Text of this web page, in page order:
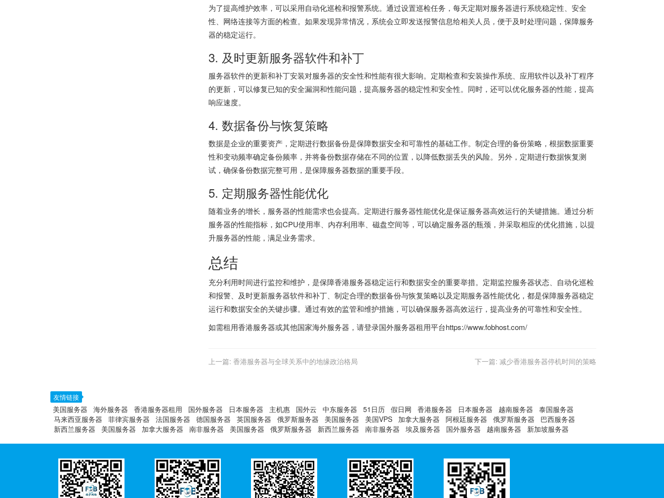
为了提高维护效率，可以采用自动化巡检和报警系统。通过设置巡检任务，每天定期对服务器进行系统稳定性、安全
性、网络连接等方面的检查。如果发现异常情况，系统会立即发送报警信息给相关人员，便于及时处理问题，保障服务
器的稳定运行。
3. 及时更新服务器软件和补丁
服务器软件的更新和补丁安装对服务器的安全性和性能有很大影响。定期检查和安装操作系统、应用软件以及补丁程序
的更新，可以修复已知的安全漏洞和性能问题，提高服务器的稳定性和安全性。同时，还可以优化服务器的性能，提高
响应速度。
4. 数据备份与恢复策略
数据是企业的重要资产，定期进行数据备份是保障数据安全和可靠性的基础工作。制定合理的备份策略，根据数据重要
性和变动频率确定备份频率，并将备份数据存储在不同的位置，以降低数据丢失的风险。另外，定期进行数据恢复测
试，确保备份数据完整可用，是保障服务器数据的重要手段。
5. 定期服务器性能优化
随着业务的增长，服务器的性能需求也会提高。定期进行服务器性能优化是保证服务器高效运行的关键措施。通过分析
服务器的性能指标，如CPU使用率、内存利用率、磁盘空间等，可以确定服务器的瓶颈，并采取相应的优化措施，以提
升服务器的性能，满足业务需求。
总结
充分利用时间进行监控和维护，是保障香港服务器稳定运行和数据安全的重要举措。定期监控服务器状态、自动化巡检
和报警、及时更新服务器软件和补丁、制定合理的数据备份与恢复策略以及定期服务器性能优化，都是保障服务器稳定
运行和数据安全的关键步骤。通过有效的监管和维护措施，可以确保服务器高效运行，提高业务的可靠性和安全性。
如需租用香港服务器或其他国家海外服务器 ，请登录国外服务器租用平台https://www.fobhost.com/
上一篇: 香港服务器与全球关系中的地缘政治格局 下一篇: 减少香港服务器停机时间的策略
友情链接
美国服务器 海外服务器 香港服务器租用 国外服务器 日本服务器 主机惠 国外云 中东服务器 51日历 假日网 香港服务器 日本服务器 越南服务器
泰国服务器
马来西亚服务器
菲律宾服务器 法国服务器 德国服务器 英国服务器 俄罗斯服务器 美国服务器 美国VPS 加拿大服务器 阿根廷服务器 俄罗斯服务器
巴西服务器
新西兰服务器
美国服务器 加拿大服务器 南非服务器 美国服务器 俄罗斯服务器 新西兰服务器 南非服务器 埃及服务器 国外服务器 越南服务器 新加坡服务器